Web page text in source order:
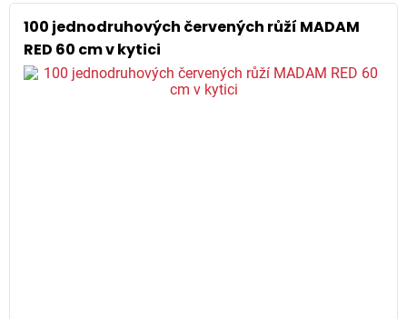
100 jednodruhových červených růží MADAM
RED 60 cm v kytici